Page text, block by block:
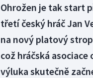
Ohrožen je tak start
třetí český hráč Jan
na nový platový
což hráčská
výluka skutečně